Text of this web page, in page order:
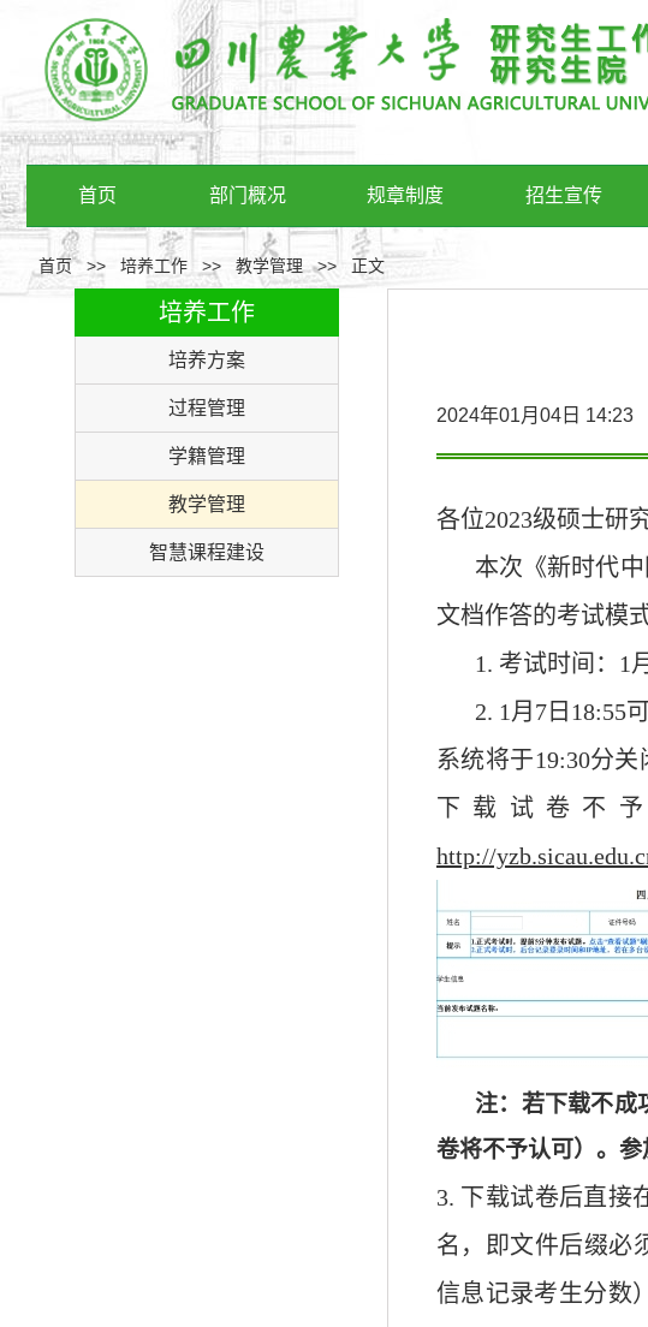
首页 部门概况 规章制度 招生宣传
首页>> 培养工作 >> 教学管理 >> 正文
培养工作
培养方案
过程管理
学籍管理
教学管理
智慧课程建设
2024年01月04日
各位2023级硕士研
本次《新时代
文档作答的考试模
1. 考试时间：1月
2. 1月 7 日 18:55
系统将于19:30分关
下载试卷不
http://
注：若下载不成
卷将不予认可） 。参
3. 下载试卷后直接
名，即文件后缀必
信息记录考生分数）